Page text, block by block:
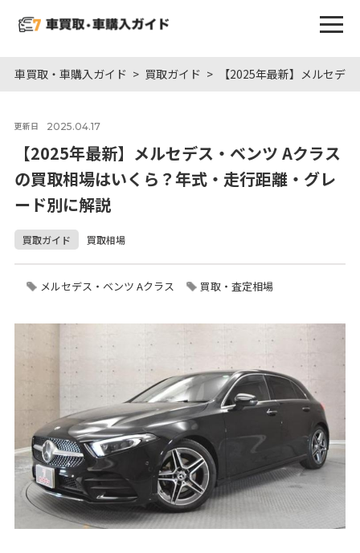
車買取・車購入ガイド 買取ガイド 【2025年最新】メルセデ
更新日 2025.04.17
【2025年最新】メルセデス・ベンツ Aクラス
の買取相場はいくら？年式・走行距離・グレ
ード別に解説
買取ガイド 買取相場
メルセデス・ベンツ Aクラス 買取・査定相場